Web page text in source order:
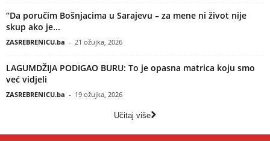
“Da poručim Bošnjacima u Sarajevu – za mene ni život nije
skup ako je...
ZASREBRENICU.ba - 21 ožujka, 2026
LAGUMDŽIJA PODIGAO BURU: To je opasna matrica koju smo
već vidjeli
ZASREBRENICU.ba - 19 ožujka, 2026
Učitaj više